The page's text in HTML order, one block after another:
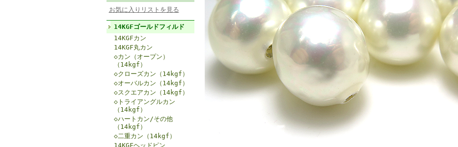
お気に入りリストを見る
14KGFゴールドフィルド
14KGFカン
14KGF丸カン
◇カン（オープン）
（14kgf）
◇クローズカン（14kgf）
◇オーバルカン（14kgf）
◇スクエアカン（14kgf）
◇トライアングルカン
（14kgf）
◇ハートカン/その他
（14kgf）
◇二重カン（14kgf）
14KGFヘッドピン